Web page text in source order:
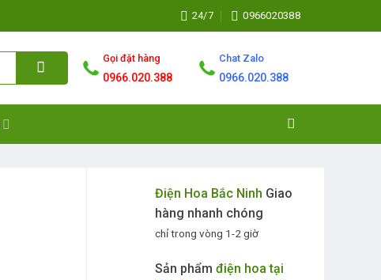
24/7 0966020388
Gọi đặt hàng
0966.020.388
Chat Zalo
0966.020.388
Điện Hoa Bắc Ninh Giao
hàng nhanh chóng
chỉ trong vòng 1-2 giờ
Sản phẩm điện hoa tại